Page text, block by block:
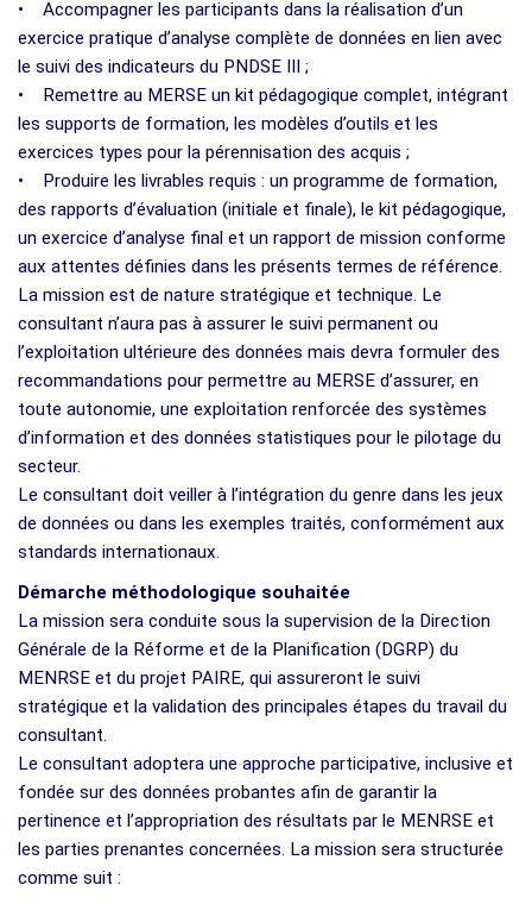
• Accompagner les participants dans la réalisation d’un
exercice pratique d’analyse complète de données en lien avec
le suivi des indicateurs du PNDSE III ;
• Remettre au MERSE un kit pédagogique complet, intégrant
les supports de formation, les modèles d’outils et les
exercices types pour la pérennisation des acquis ;
• Produire les livrables requis : un programme de formation,
des rapports d’évaluation (initiale et finale), le kit pédagogique,
un exercice d’analyse final et un rapport de mission conforme
aux attentes définies dans les présents termes de référence.
La mission est de nature stratégique et technique. Le
consultant n’aura pas à assurer le suivi permanent ou
l’exploitation ultérieure des données mais devra formuler des
recommandations pour permettre au MERSE d’assurer, en
toute autonomie, une exploitation renforcée des systèmes
d’information et des données statistiques pour le pilotage du
secteur.
Le consultant doit veiller à l’intégration du genre dans les jeux
de données ou dans les exemples traités, conformément aux
standards internationaux.
Démarche méthodologique souhaitée
La mission sera conduite sous la supervision de la Direction
Générale de la Réforme et de la Planification (DGRP) du
MENRSE et du projet PAIRE, qui assureront le suivi
stratégique et la validation des principales étapes du travail du
consultant.
Le consultant adoptera une approche participative, inclusive et
fondée sur des données probantes afin de garantir la
pertinence et l’appropriation des résultats par le MENRSE et
les parties prenantes concernées. La mission sera structurée
comme suit :